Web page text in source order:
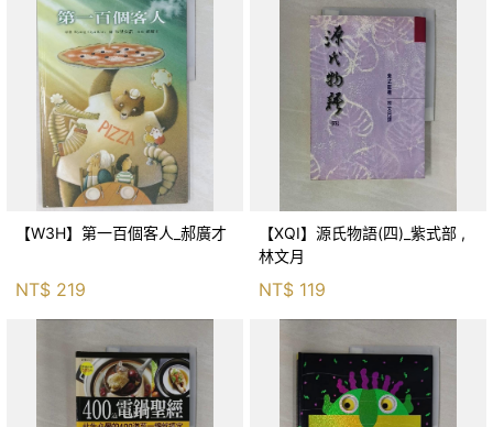
【W3H】第一百個客人_郝廣才
NT$ 219
【XQI】源氏物語(四)_紫式部 ,
林文月
NT$ 119